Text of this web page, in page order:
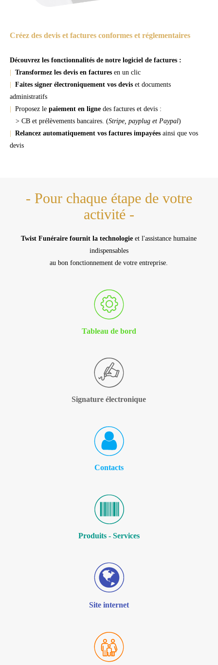
Créez des devis et factures conformes et réglementaires
Découvrez les fonctionnalités de notre logiciel de factures :
| Transformez les devis en factures en un clic
| Faites signer électroniquement vos devis et documents
administratifs
| Proposez le paiement en ligne des factures et devis :
> CB et prélèvements bancaires. (Stripe, payplug et Paypal)
| Relancez automatiquement vos factures impayées ainsi que vos
devis
- Pour chaque étape de votre
activité -
Twist Funéraire fournit la technologie et l'assistance humaine
indispensables
au bon fonctionnement de votre entreprise.
Tableau de bord
Signature électronique
Contacts
Produits - Services
Site internet